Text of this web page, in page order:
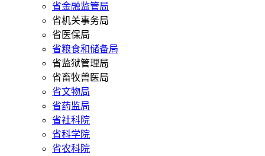
省金融监管局
省机关事务局
省医保局
省粮食和储备局
省监狱管理局
省畜牧兽医局
省文物局
省药监局
省社科院
省科学院
省农科院